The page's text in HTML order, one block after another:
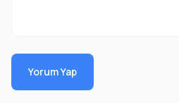
Yorum Yap